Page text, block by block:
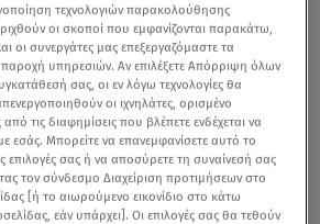
τεχνολογιών παρακολούθησης
οι σκοποί που εμφανίζονται παρακάτω,
οι συνεργάτες μας επεξεργαζόμαστε τα
υπηρεσιών. Αν επιλέξετε Απόρριψη όλων
σας, οι εν λόγω τεχνολογίες θα
οι ιχνηλάτες, ορισμένο
τις διαφημίσεις που βλέπετε ενδέχεται να
εσάς. Μπορείτε να επανεμφανίσετε αυτό το
επιλογές σας ή να αποσύρετε τη συναίνεσή σας
τον σύνδεσμο Διαχείριση προτιμήσεων στο
[ή το αιωρούμενο εικονίδιο στο κάτω
εάν υπάρχει]. Οι επιλογές σας θα τεθούν